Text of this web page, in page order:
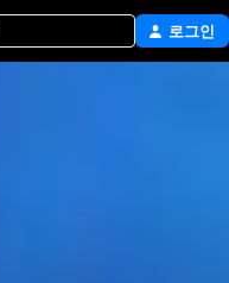
로그인